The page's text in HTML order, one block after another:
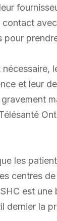
et leur
les
centres
est
dernier la